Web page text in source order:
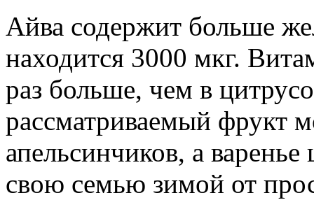
Айва содержит больше
находится 3000 мкг.
раз больше, чем в
рассматриваемый фрукт
апельсинчиков, а
свою семью зимой от